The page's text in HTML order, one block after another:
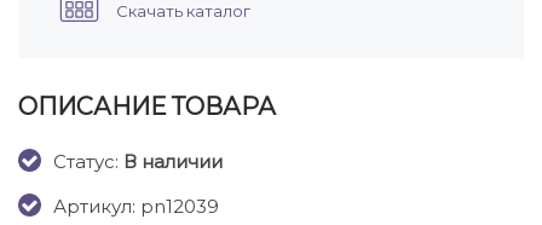
Скачать каталог
ОПИСАНИЕ ТОВАРА
Cтатус: В наличии
Артикул: pn12039